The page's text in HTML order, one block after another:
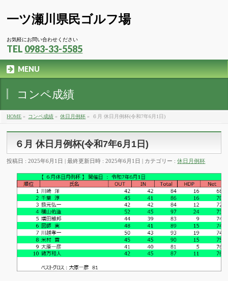
一ツ瀬川県民ゴルフ場
お気軽にお問い合わせください
TEL 0983-33-5585
MENU
コンペ成績
HOME » コンペ成績 » 休日月例杯 » ６月 休日月例杯(令和7年6月1日)
６月 休日月例杯(令和7年6月1日)
投稿日 : 2025年6月1日 最終更新日時 : 2025年6月1日 カテゴリー :休日月例杯